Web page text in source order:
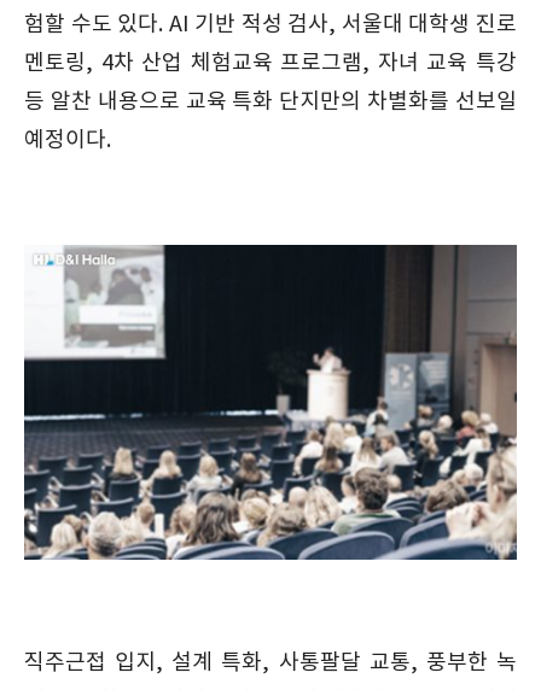
험할 수도 있다. AI 기반 적성 검사, 서울대 대학생 진로
멘토링, 4차 산업 체험교육 프로그램, 자녀 교육 특강
등 알찬 내용으로 교육 특화 단지만의 차별화를 선보일
예정이다.
직주근접 입지, 설계 특화, 사통팔달 교통, 풍부한 녹